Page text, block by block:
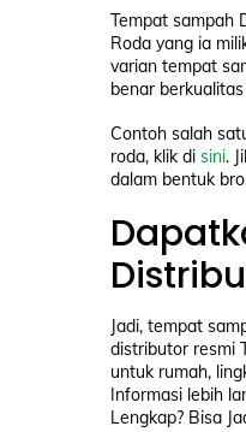
Tempat sampah
Roda yang ia
varian tempat
benar
Contoh salah
roda, klik di sini.
dalam bentuk
Jadi, tempat
distributor resmi
untuk rumah,
Informasi lebih
Lengkap? Bisa